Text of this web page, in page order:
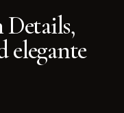
Details,
elegante